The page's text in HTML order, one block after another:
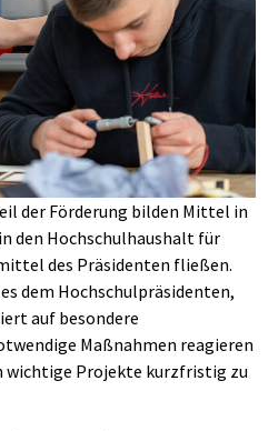
der Förderung bilden Mittel in
den Hochschulhaushalt für
des Präsidenten fließen.
dem Hochschulpräsidenten,
auf besondere
Maßnahmen reagieren
wichtige Projekte kurzfristig zu